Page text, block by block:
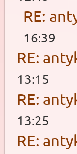
RE:
16:39
RE:
13:15
RE:
13:25
RE: